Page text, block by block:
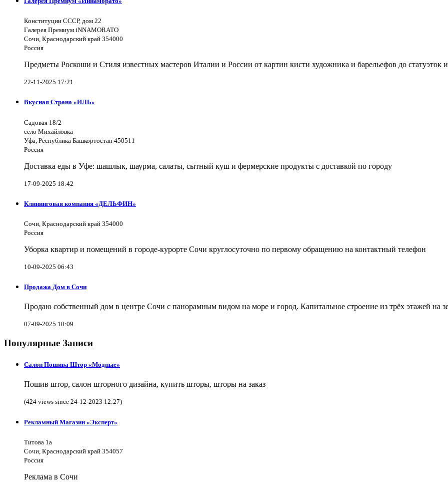
Конституции СССР, дом 22
Галерея Премиум iNNAMORATO
Сочи, Краснодарский край 354000
Россия
Предметы Роскоши и Стиля известных мастеров Италии и России от картин кисти художника и барельефов до статуэток
22-11-2025 17:21
Вкусная Страна «ИЛЬ»
Садовая 18/2
село Михайловка
Уфа, Республика Башкортостан 450511
Россия
Доставка еды в Уфе: шашлык, шаурма, салаты, сытный куш и фермерские продукты с доставкой по городу
17-09-2025 18:42
Клининговая компания «ДЕЛЬФИН»
Сочи, Краснодарский край 354000
Россия
Уборка квартир и помещений в городе-курорте Сочи круглосуточно по первому обращению на контактный телефон
10-09-2025 06:43
Продажа Дом в Сочи
Продаю собственный дом в центре Сочи с панорамным видом на море и город. Капитальное строение из трёх этажей на
07-09-2025 10:09
Популярные Записи
Салон Пошива Штор «Модные»
Пошив штор, салон шторного дизайна, купить шторы, шторы на заказ
(424 views since 24-12-2023 12:27)
Рекламный Магазин «Эксперт»
Титова 1а
Сочи, Краснодарский край 354057
Россия
Реклама в Сочи